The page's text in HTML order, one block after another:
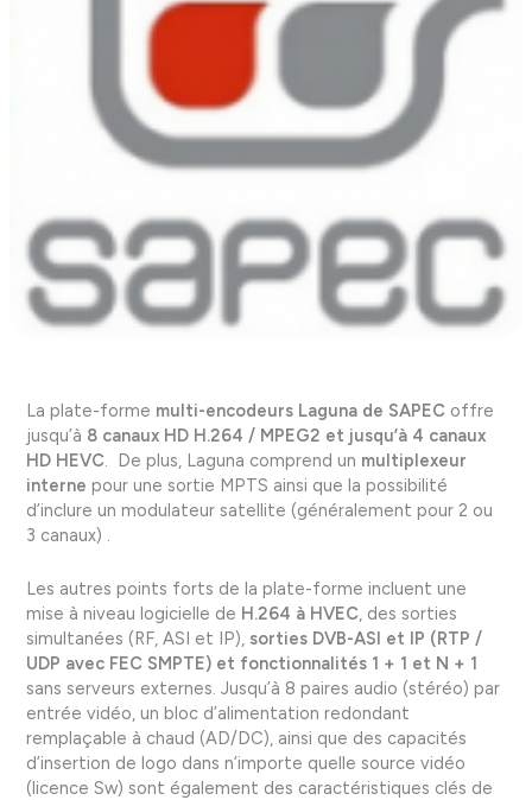
La plate-forme multi-encodeurs Laguna de SAPEC offre
jusqu’à 8 canaux HD H.264 / MPEG2 et jusqu’à 4 canaux
HD HEVC. De plus, Laguna comprend un multiplexeur
interne pour une sortie MPTS ainsi que la possibilité
d’inclure un modulateur satellite (généralement pour 2 ou
3 canaux) .
Les autres points forts de la plate-forme incluent une
mise à niveau logicielle de H.264 à HVEC, des sorties
simultanées (RF, ASI et IP), sorties DVB-ASI et IP (RTP /
UDP avec FEC SMPTE) et fonctionnalités 1 + 1 et N + 1
sans serveurs externes. Jusqu’à 8 paires audio (stéréo) par
entrée vidéo, un bloc d’alimentation redondant
remplaçable à chaud (AD/DC), ainsi que des capacités
d’insertion de logo dans n’importe quelle source vidéo
(licence Sw) sont également des caractéristiques clés de